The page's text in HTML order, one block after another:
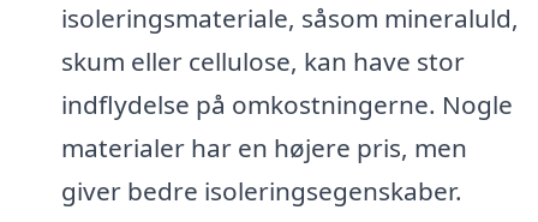
isoleringsmateriale, såsom mineraluld,
skum eller cellulose, kan have stor
indflydelse på omkostningerne. Nogle
materialer har en højere pris, men
giver bedre isoleringsegenskaber.